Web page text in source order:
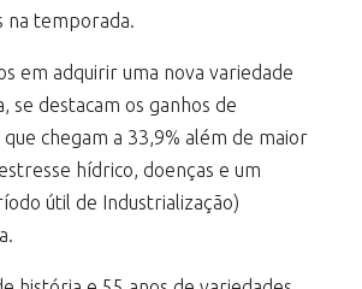
na temporada.
em adquirir uma nova variedade
se destacam os ganhos de
chegam a 33,9% além de maior
hídrico, doenças e um
útil de Industrialização)